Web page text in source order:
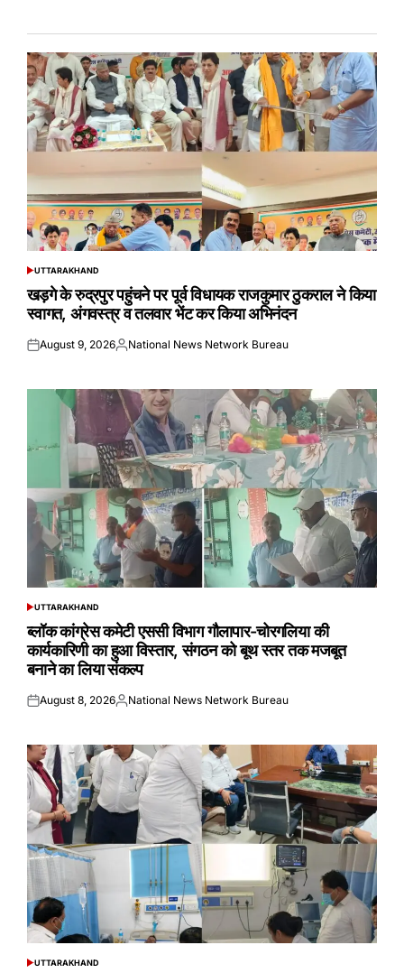
POSTED
UTTARAKHAND
खड़गे के रुद्रपुर पहुंचने पर पूर्व विधायक राजकुमार ठुकराल ने किया
स्वागत, अंगवस्त्र व तलवार भेंट कर किया अभिनंदन
Posted
August 9, 2026Posted
National News Network Bureau
POSTED
UTTARAKHAND
ब्लॉक कांग्रेस कमेटी एससी विभाग गौलापार-चोरगलिया की
कार्यकारिणी का हुआ विस्तार, संगठन को बूथ स्तर तक मजबूत
बनाने का लिया संकल्प
Posted
August 8, 2026Posted
National News Network Bureau
POSTED
UTTARAKHAND